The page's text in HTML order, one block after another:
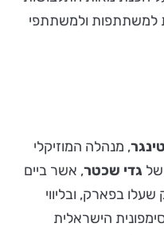
למשתתפות ולמשתתפי
, מנהלה המוזיקלי
של גדי שכטר, אשר ביים
בפארק, ובליווי
הישראלית